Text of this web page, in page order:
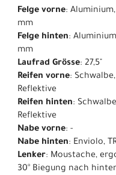
Felge vorne:
mm
Felge hinten:
mm
Laufrad Grösse: 27,5"
Reifen vorne:
Reflektive
Reifen hinten:
Reflektive
Nabe vorne: -
Nabe hinten: Enviolo,
Lenker: Moustache,
30° Biegung nach